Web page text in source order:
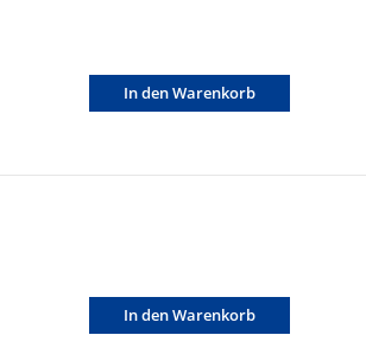
In den Warenkorb
In den Warenkorb